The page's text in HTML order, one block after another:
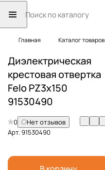
Главная Каталог товаров
Диэлектрическая
крестовая отвертка
Felo PZ3x150
91530490
0
Нет отзывов
Арт.91530490